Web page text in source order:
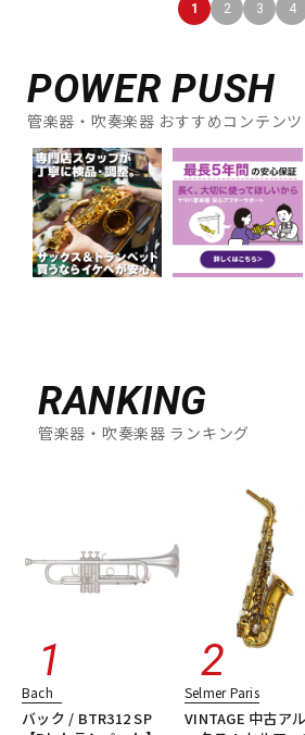
1 2 3 4
POWER PUSH
管楽器・吹奏楽器 おすすめコンテンツ
RANKING
管楽器・吹奏楽器 ランキング
Bach
バック / BTR312 SP
Selmer Paris
VINTAGE 中古ア